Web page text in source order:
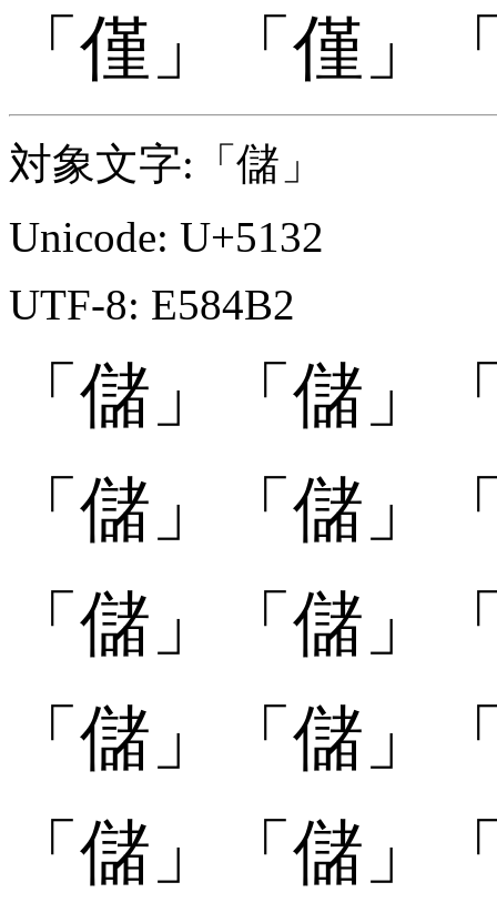
「僅󠄇」 「僅󠄇」
対象文字:「儲」
Unicode: U+5132
UTF-8: E584B2
「儲」 「儲」
「儲󠄀」 「儲󠄀」
「儲󠄁」 「儲󠄁」
「儲󠄂」 「儲󠄂」
「儲󠄃」 「儲󠄃」